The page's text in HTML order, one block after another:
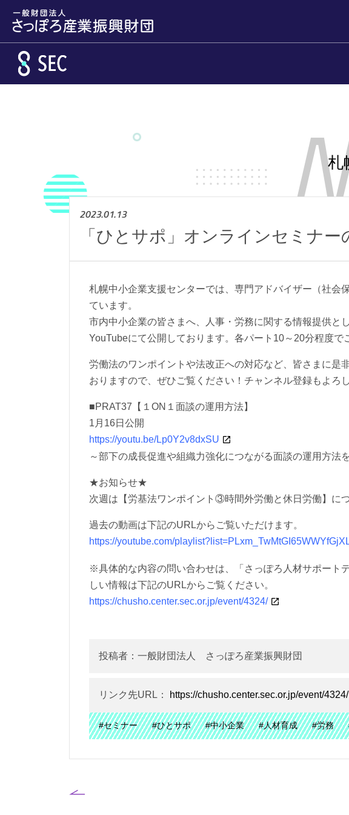
札
2023.01.13
「ひとサポ」オンラインセミナ
札幌中小企業支援センターでは、専門アドバイザー（社会
ています。
市内中小企業の皆さまへ、人事・労務に関する情報提供と
YouTubeにて公開しております。各パート10～20分程度で
労働法のワンポイントや法改正への対応など、皆さまに是
おりますので、ぜひご覧ください！チャンネル登録もよろ
■PRAT37【１ON１面談の運用方法】
1月16日公開
https://youtu.be/Lp0Y2v8dxSU
～部下の成長促進や組織力強化につながる面談の運用方法
★お知らせ★
次週は【労基法ワンポイント③時間外労働と休日労働】に
過去の動画は下記のURLからご覧いただけます。
https://youtube.com/
※具体的な内容の問い合わせは、「さっぽろ人材サポート
しい情報は下記のURLからご覧ください。
https://chusho.center.sec.or.jp/event/4324/
投稿者：一般財団法人 さっぽろ産業振興財団
リンク先URL： https://chusho.center.sec.or.jp/event/4324/
#セミナー #ひとサポ #中小企業 #人材育成 #労務